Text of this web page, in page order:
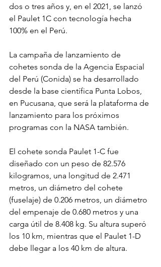
dos o tres años y, en el 2021, se lanzó
el Paulet 1C con tecnología hecha
100% en el Perú.
La campaña de lanzamiento de
cohetes sonda de la Agencia Espacial
del Perú (Conida) se ha desarrollado
desde la base científica Punta Lobos,
en Pucusana, que será la plataforma de
lanzamiento para los próximos
programas con la NASA también.
El cohete sonda Paulet 1-C fue
diseñado con un peso de 82.576
kilogramos, una longitud de 2.471
metros, un diámetro del cohete
(fuselaje) de 0.206 metros, un diámetro
del empenaje de 0.680 metros y una
carga útil de 8.408 kg. Su altura superó
los 10 km, mientras que el Paulet 1-D
debe llegar a los 40 km de altura.